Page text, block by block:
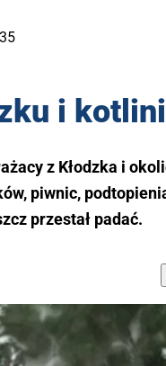
i
z Kłodzka i
piwnic,
przestał padać.